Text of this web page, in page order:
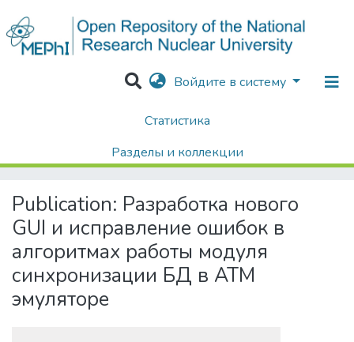
Войдите в систему
Статистика
Разделы и коллекции
Разработка нового GUI и исправление ошибок в алгоритмах работы модуля синхронизации БД в АТМ эмуляторе
Publication: Разработка нового
GUI и исправление ошибок в
алгоритмах работы модуля
синхронизации БД в АТМ
эмуляторе